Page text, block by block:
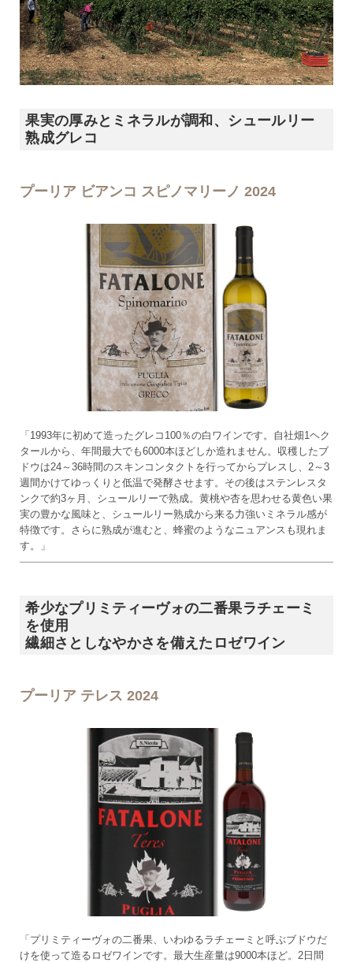
果実の厚みとミネラルが調和、シュールリー
熟成グレコ
プーリア ビアンコ スピノマリーノ 2024
「1993年に初めて造ったグレコ100％の白ワインです。自社畑1ヘク
タールから、年間最大でも6000本ほどしか造れません。収穫したブ
ドウは24～36時間のスキンコンタクトを行ってからプレスし、2～3
週間かけてゆっくりと低温で発酵させます。その後はステンレスタ
ンクで約3ヶ月、シュールリーで熟成。黄桃や杏を思わせる黄色い果
実の豊かな風味と、シュールリー熟成から来る力強いミネラル感が
特徴です。さらに熟成が進むと、蜂蜜のようなニュアンスも現れま
す。」
希少なプリミティーヴォの二番果ラチェーミ
を使用
繊細さとしなやかさを備えたロゼワイン
プーリア テレス 2024
「プリミティーヴォの二番果、いわゆるラチェーミと呼ぶブドウだ
けを使って造るロゼワインです。最大生産量は9000本ほど。2日間